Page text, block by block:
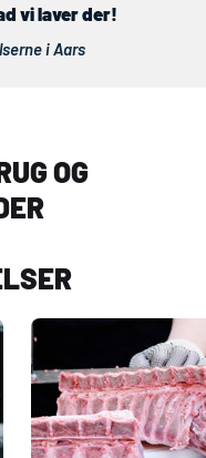
vi laver der!
i Aars
OG